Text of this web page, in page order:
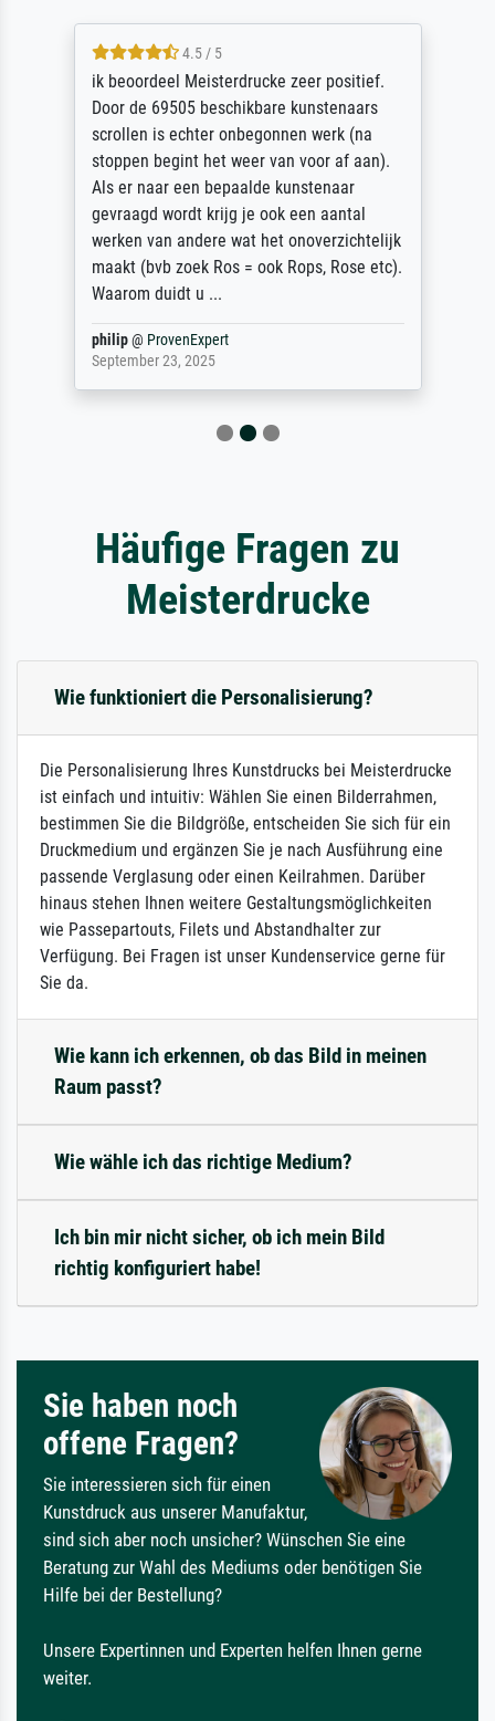
4.5 / 5
ik beoordeel Meisterdrucke zeer positief.
Door de 69505 beschikbare kunstenaars
scrollen is echter onbegonnen werk (na
stoppen begint het weer van voor af aan).
Als er naar een bepaalde kunstenaar
gevraagd wordt krijg je ook een aantal
werken van andere wat het onoverzichtelijk
maakt (bvb zoek Ros = ook Rops, Rose etc).
Waarom duidt u ...
philip@ ProvenExpert
September 23, 2025
Häufige Fragen zu
Meisterdrucke
Wie funktioniert die Personalisierung?
Die Personalisierung Ihres Kunstdrucks bei Meisterdrucke
ist einfach und intuitiv: Wählen Sie einen Bilderrahmen,
bestimmen Sie die Bildgröße, entscheiden Sie sich für ein
Druckmedium und ergänzen Sie je nach Ausführung eine
passende Verglasung oder einen Keilrahmen. Darüber
hinaus stehen Ihnen weitere Gestaltungsmöglichkeiten
wie Passepartouts, Filets und Abstandhalter zur
Verfügung. Bei Fragen ist unser Kundenservice gerne für
Sie da.
Wie kann ich erkennen, ob das Bild in meinen
Raum passt?
Wie wähle ich das richtige Medium?
Ich bin mir nicht sicher, ob ich mein Bild
richtig konfiguriert habe!
Sie haben noch
offene Fragen?
Sie interessieren sich für einen
Kunstdruck aus unserer Manufaktur,
sind sich aber noch unsicher? Wünschen Sie eine
Beratung zur Wahl des Mediums oder benötigen Sie
Hilfe bei der Bestellung?
Unsere Expertinnen und Experten helfen Ihnen gerne
weiter.